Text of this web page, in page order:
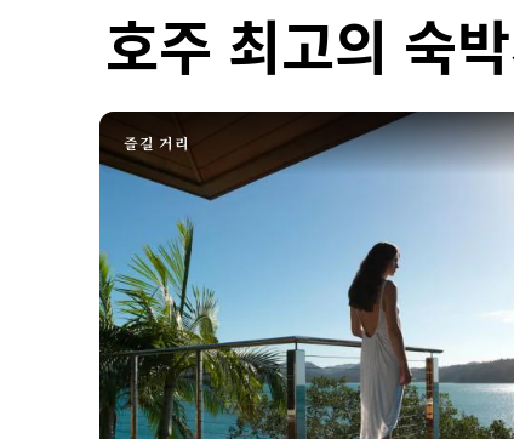
호주 최고의 숙
즐길 거리